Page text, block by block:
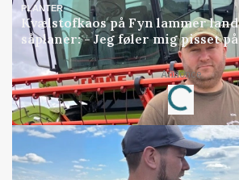
PLANTER
Kvælstofkaos på Fyn lammer
såplaner: - Jeg føler mig pisset på
Annonce
Loading...